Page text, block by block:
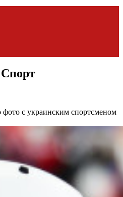
фото с украинским спортсменом